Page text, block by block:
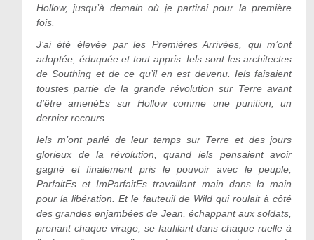
Hollow, jusqu’à demain où je partirai pour la première
fois.
J’ai été élevée par les Premières Arrivées, qui m’ont
adoptée, éduquée et tout appris. Iels sont les architectes
de Southing et de ce qu’il en est devenu. Iels faisaient
toustes partie de la grande révolution sur Terre avant
d’être amenéEs sur Hollow comme une punition, un
dernier recours.
Iels m’ont parlé de leur temps sur Terre et des jours
glorieux de la révolution, quand iels pensaient avoir
gagné et finalement pris le pouvoir avec le peuple,
ParfaitEs et ImParfaitEs travaillant main dans la main
pour la libération. Et le fauteuil de Wild qui roulait à côté
des grandes enjambées de Jean, échappant aux soldats,
prenant chaque virage, se faufilant dans chaque ruelle à